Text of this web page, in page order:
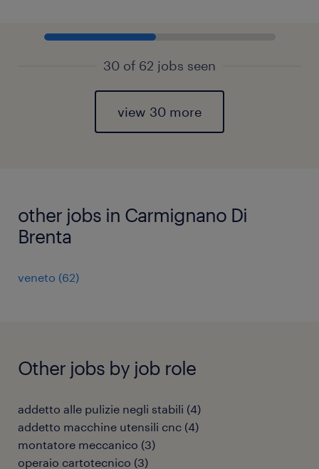
30 of 62 jobs seen
view 30 more
other jobs in Carmignano Di
Brenta
veneto (62)
Other jobs by job role
addetto alle pulizie negli stabili (4)
addetto macchine utensili cnc (4)
montatore meccanico (3)
operaio cartotecnico (3)